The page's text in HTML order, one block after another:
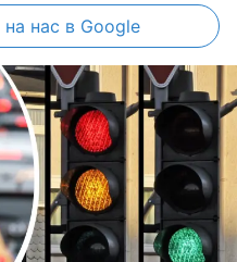
на нас в Google